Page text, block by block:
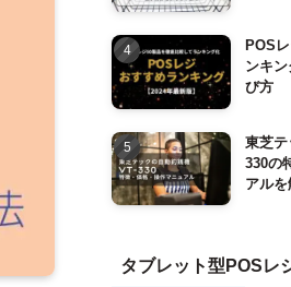
POS
ンキ
び方
東芝テ
330の
アルを
タブレット型POSレ